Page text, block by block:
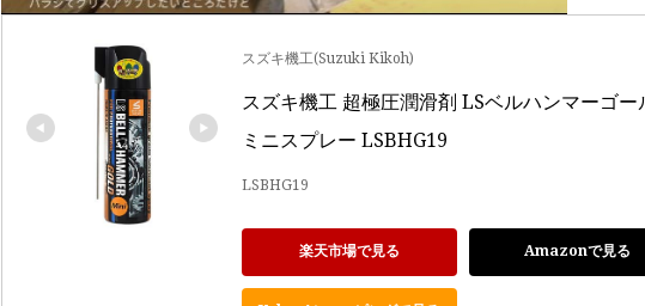
スズキ機工(Suzuki Kikoh)
スズキ機工 超極圧潤滑剤 LSベルハンマーゴ
ミニスプレー LSBHG19
LSBHG19
楽天市場で見る Amazonで見る